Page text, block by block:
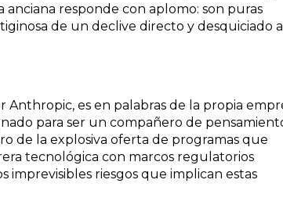
responde con aplomo: son puras
de un declive directo y desquiciado al
es en palabras de la propia
para ser un compañero de
de la explosiva oferta de programas que
tecnológica con marcos regulatorios
riesgos que implican estas